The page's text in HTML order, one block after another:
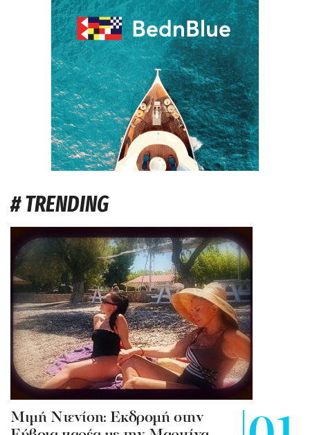
# TRENDING
Mιμή Ντενίση: Εκδρομή στην